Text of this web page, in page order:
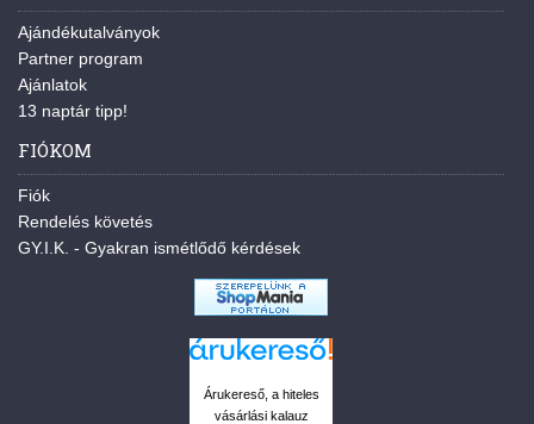
Ajándékutalványok
Partner program
Ajánlatok
13 naptár tipp!
FIÓKOM
Fiók
Rendelés követés
GY.I.K. - Gyakran ismétlődő kérdések
Árukereső, a hiteles
vásárlási kalauz